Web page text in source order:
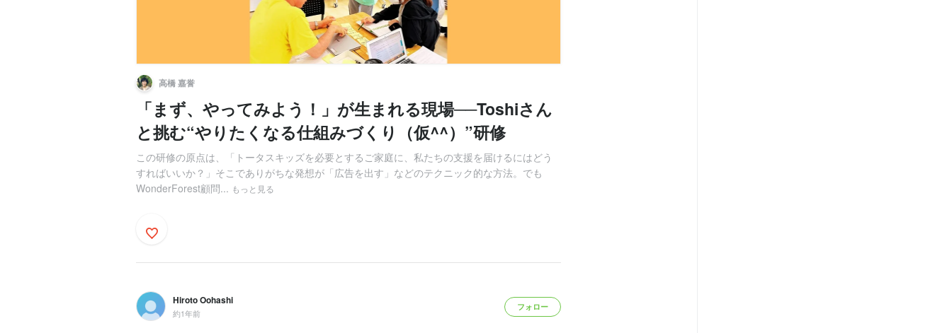
高橋 嘉誉
「まず、やってみよう！」が生まれる現場──Toshiさん
と挑む“やりたくなる仕組みづくり（仮^^）”研修
この研修の原点は、「トータスキッズを必要とするご家庭に、私たちの支援を届けるにはどう
すればいいか？」そこでありがちな発想が「広告を出す」などのテクニック的な方法。でも
WonderForest顧問... もっと見る
Hiroto Oohashi
約1年前
フォロー